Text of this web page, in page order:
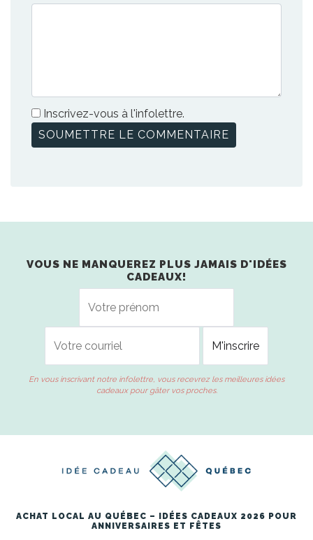
Inscrivez-vous à l'infolettre.
VOUS NE MANQUEREZ PLUS JAMAIS D'IDÉES
CADEAUX!
En vous inscrivant notre infolettre, vous recevrez les meilleures idées
cadeaux pour gâter vos proches.
ACHAT LOCAL AU QUÉBEC – IDÉES CADEAUX 2026 POUR
ANNIVERSAIRES ET FÊTES